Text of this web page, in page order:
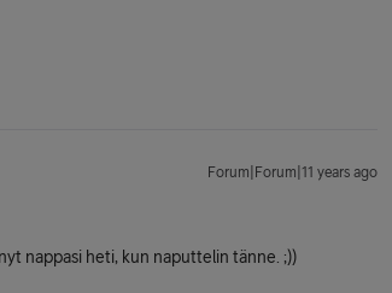
Forum|Forum|11 years ago
nappasi heti, kun naputtelin tänne. ;))